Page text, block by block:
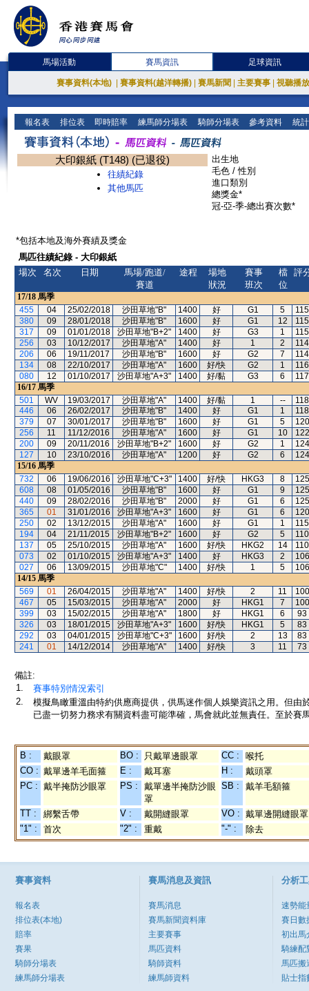
馬場活動 賽馬資訊 足球資訊
賽事資料(本地) 賽事資料(越洋轉播) 賽馬新聞 主要賽事 視聽播
報名表 排位表 即時賠率 練馬師分場表 騎師分場表 參考資料 統
大印銀紙 (T148) (已退役)
往績紀錄
其他馬匹
出生地
毛色 / 性別
進口類別
總獎金*
冠-亞-季-總出賽次數*
*包括本地及海外賽績及獎金
馬匹往績紀錄 - 大印銀紙
場次
名次 日期
馬場/跑道/
賽道
途程
場地
狀況
賽事
班次
檔
位
評
17/18 馬季
455
04 25/02/2018 沙田草地"B" 1400 好 G1 5
115
380
09 28/01/2018 沙田草地"B" 1600 好 G1 12
115
317
09 01/01/2018 沙田草地"B+2" 1400 好 G3 1
115
256
03 10/12/2017 沙田草地"A" 1400 好 1 2
114
206
06 19/11/2017 沙田草地"B" 1600 好 G2 7
114
134
08 22/10/2017 沙田草地"A" 1600 好/快 G2 1
116
080
12 01/10/2017 沙田草地"A+3" 1400 好/黏 G3 6
117
16/17 馬季
501
WV 19/03/2017 沙田草地"A" 1400 好/黏 1 --
118
446
06 26/02/2017 沙田草地"B" 1400 好 G1 1
118
379
07 30/01/2017 沙田草地"B" 1600 好 G1 5
120
256
11 11/12/2016 沙田草地"A" 1600 好 G1 10
122
200
09 20/11/2016 沙田草地"B+2" 1600 好 G2 1
124
127
10 23/10/2016 沙田草地"A" 1200 好 G2 6
124
15/16 馬季
732
06 19/06/2016 沙田草地"C+3" 1400 好/快 HKG3 8
125
608
08 01/05/2016 沙田草地"B" 1600 好 G1 9
125
440
09 28/02/2016 沙田草地"B" 2000 好 G1 6
125
365
01 31/01/2016 沙田草地"A+3" 1600 好 G1 6
120
250
02 13/12/2015 沙田草地"A" 1600 好 G1 1
115
194
04 21/11/2015 沙田草地"B+2" 1600 好 G2 5
110
137
05 25/10/2015 沙田草地"A" 1600 好/快 HKG2 14
110
073
02 01/10/2015 沙田草地"A+3" 1400 好 HKG3 2
106
027
06 13/09/2015 沙田草地"C" 1400 好/快 1 5
106
14/15 馬季
569
01 26/04/2015 沙田草地"A" 1400 好/快 2 11
100
467
05 15/03/2015 沙田草地"A" 2000 好 HKG1 7
100
399
03 15/02/2015 沙田草地"A" 1800 好 HKG1 6
93
326
03 18/01/2015 沙田草地"A+3" 1600 好/快 HKG1 5
83
292
03 04/01/2015 沙田草地"C+3" 1600 好/快 2 13
83
241
01 14/12/2014 沙田草地"A" 1400 好/快 3 11 73
備註:
1.
賽事特別情況索引
2.
模擬鳥瞰重溫由特約供應商提供，供馬迷作個人娛樂資訊之用。但
已盡一切努力務求有關資料盡可能準確，馬會就此並無責任。至於賽
B : 戴眼罩 BO : 只戴單邊眼罩 CC :
喉托
CO : 戴單邊羊毛面箍 E : 戴耳塞 H :
戴頭罩
PC : 戴半掩防沙眼罩 PS :
戴單邊半掩防沙眼
罩
SB : 戴羊毛額箍
TT : 綁繫舌帶 V : 戴開縫眼罩 VO : 戴單邊開縫眼罩
"1" :
首次 "2" : 重戴 "-" : 除去
賽事資料
報名表
排位表(本地)
賠率
賽果
騎師分場表
練馬師分場表
賽馬消息及資訊
賽馬消息
賽馬新聞資料庫
主要賽事
馬匹資料
騎師資料
練馬師資料
分析
速勢能
賽日數
初出馬
騎練配
馬匹搬
貼士指